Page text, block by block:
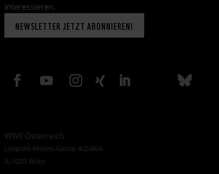
interessieren.
NEWSLETTER JETZT ABONNIEREN!
WWF Österreich
Leopold-Moses-Gasse 4/2/40A
A-1020 Wien